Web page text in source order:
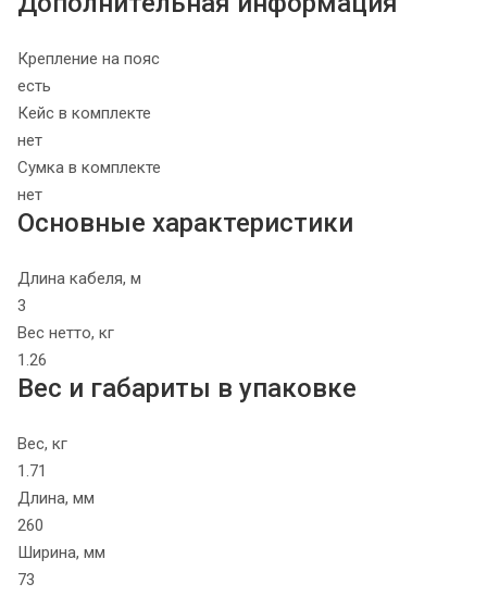
Крепление на пояс
есть
Кейс в комплекте
нет
Сумка в комплекте
нет
Основные характеристики
Длина кабеля, м
3
Вес нетто, кг
1.26
Вес и габариты в упаковке
Вес, кг
1.71
Длина, мм
260
Ширина, мм
73